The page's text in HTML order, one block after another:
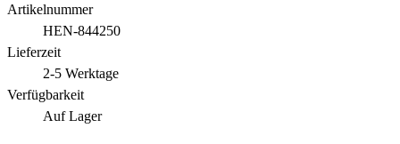
Artikelnummer
HEN-844250
Lieferzeit
2-5 Werktage
Verfügbarkeit
Auf Lager